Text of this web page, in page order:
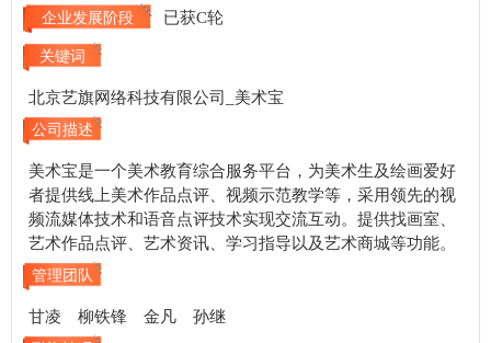
企业发展阶段 已获C轮
关键词
北京艺旗网络科技有限公司_美术宝
公司描述
美术宝是一个美术教育综合服务平台，为美术生及绘画爱好
者提供线上美术作品点评、视频示范教学等，采用领先的视
频流媒体技术和语音点评技术实现交流互动。提供找画室、
艺术作品点评、艺术资讯、学习指导以及艺术商城等功能。
管理团队
甘凌 柳铁锋 金凡 孙继